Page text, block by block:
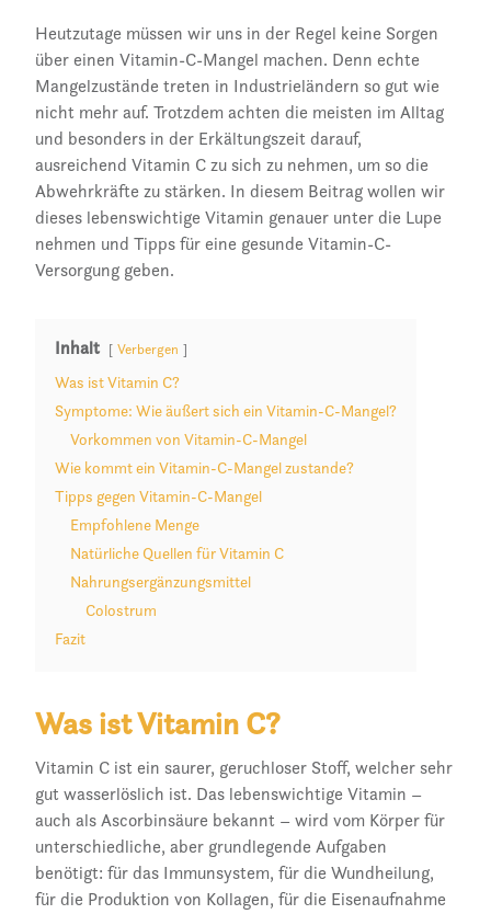
Heutzutage müssen wir uns in der Regel keine Sorgen
über einen Vitamin-C-Mangel machen. Denn echte
Mangelzustände treten in Industrieländern so gut wie
nicht mehr auf. Trotzdem achten die meisten im Alltag
und besonders in der Erkältungszeit darauf,
ausreichend Vitamin C zu sich zu nehmen, um so die
Abwehrkräfte zu stärken. In diesem Beitrag wollen wir
dieses lebenswichtige Vitamin genauer unter die Lupe
nehmen und Tipps für eine gesunde Vitamin-C-
Versorgung geben.
Inhalt Verbergen
Was ist Vitamin C?
Symptome: Wie äußert sich ein Vitamin-C-Mangel?
Vorkommen von Vitamin-C-Mangel
Wie kommt ein Vitamin-C-Mangel zustande?
Tipps gegen Vitamin-C-Mangel
Empfohlene Menge
Natürliche Quellen für Vitamin C
Nahrungsergänzungsmittel
Colostrum
Fazit
Was ist Vitamin C?
Vitamin C ist ein saurer, geruchloser Stoff, welcher sehr
gut wasserlöslich ist. Das lebenswichtige Vitamin –
auch als Ascorbinsäure bekannt – wird vom Körper für
unterschiedliche, aber grundlegende Aufgaben
benötigt: für das Immunsystem, für die Wundheilung,
für die Produktion von Kollagen, für die Eisenaufnahme